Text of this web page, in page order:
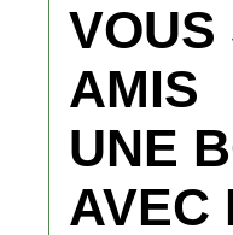
VOUS
AMIS
UNE
AVEC